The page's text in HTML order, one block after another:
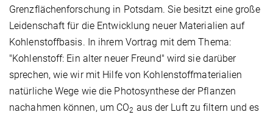
Grenzflächenforschung in Potsdam. Sie besitzt eine große
Leidenschaft für die Entwicklung neuer Materialien auf
Kohlenstoffbasis. In ihrem Vortrag mit dem Thema:
"Kohlenstoff: Ein alter neuer Freund" wird sie darüber
sprechen, wie wir mit Hilfe von Kohlenstoffmaterialien
natürliche Wege wie die Photosynthese der Pflanzen
nachahmen können, um CO2 aus der Luft zu filtern und es